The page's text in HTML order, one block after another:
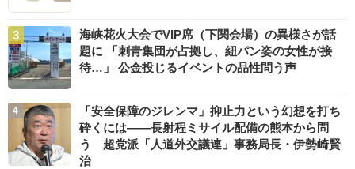
海峡花火大会でVIP席（下関会場）の異様さが話
題に 「刺青集団が占拠し、紐パン姿の女性が接
待…」 公金投じるイベントの品性問う声
「安全保障のジレンマ」抑止力という幻想を打ち
砕くには――長射程ミサイル配備の熊本から問
う 超党派「人道外交議連」事務局長・伊勢崎賢
治